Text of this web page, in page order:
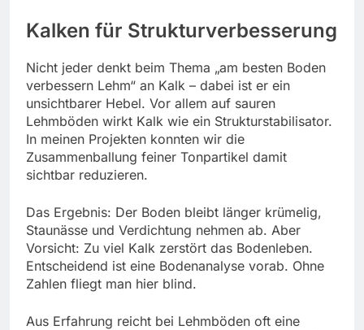
Kalken für Strukturverbesserung
Nicht jeder denkt beim Thema „am besten Boden
verbessern Lehm“ an Kalk – dabei ist er ein
unsichtbarer Hebel. Vor allem auf sauren
Lehmböden wirkt Kalk wie ein Strukturstabilisator.
In meinen Projekten konnten wir die
Zusammenballung feiner Tonpartikel damit
sichtbar reduzieren.
Das Ergebnis: Der Boden bleibt länger krümelig,
Staunässe und Verdichtung nehmen ab. Aber
Vorsicht: Zu viel Kalk zerstört das Bodenleben.
Entscheidend ist eine Bodenanalyse vorab. Ohne
Zahlen fliegt man hier blind.
Aus Erfahrung reicht bei Lehmböden oft eine